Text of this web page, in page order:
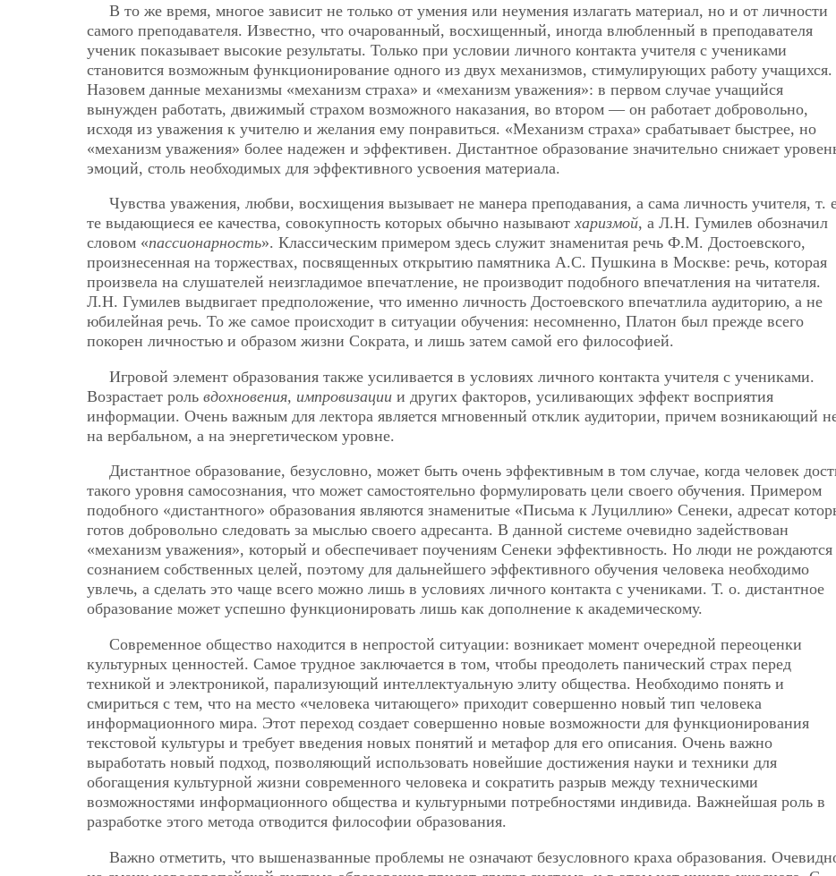
В то же время, многое зависит не только от умения или неумения излагать материал, но и от личности
самого преподавателя. Известно, что очарованный, восхищенный, иногда влюбленный в преподавателя
ученик показывает высокие результаты. Только при условии личного контакта учителя с учениками
становится возможным функционирование одного из двух механизмов, стимулирующих работу учащихся.
Назовем данные механизмы «механизм страха» и «механизм уважения»: в первом случае учащийся
вынужден работать, движимый страхом возможного наказания, во втором — он работает добровольно,
исходя из уважения к учителю и желания ему понравиться. «Механизм страха» срабатывает быстрее, но
«механизм уважения» более надежен и эффективен. Дистантное образование значительно снижает
эмоций, столь необходимых для эффективного усвоения материала.
Чувства уважения, любви, восхищения вызывает не манера преподавания, а сама личность учителя, т.
те выдающиеся ее качества, совокупность которых обычно называют харизмой, а Л.Н. Гумилев обозначил
словом «пассионарность». Классическим примером здесь служит знаменитая речь Ф.М. Достоевского,
произнесенная на торжествах, посвященных открытию памятника А.С. Пушкина в Москве: речь, которая
произвела на слушателей неизгладимое впечатление, не производит подобного впечатления на читателя.
Л.Н. Гумилев выдвигает предположение, что именно личность Достоевского впечатлила аудиторию, а не
юбилейная речь. То же самое происходит в ситуации обучения: несомненно, Платон был прежде всего
покорен личностью и образом жизни Сократа, и лишь затем самой его философией.
Игровой элемент образования также усиливается в условиях личного контакта учителя с учениками.
Возрастает роль вдохновения, импровизации и других факторов, усиливающих эффект восприятия
информации. Очень важным для лектора является мгновенный отклик аудитории, причем возникающий
на вербальном, а на энергетическом уровне.
Дистантное образование, безусловно, может быть очень эффективным в том случае, когда человек
такого уровня самосознания, что может самостоятельно формулировать цели своего обучения. Примером
подобного «дистантного» образования являются знаменитые «Письма к Луциллию» Сенеки, адресат
готов добровольно следовать за мыслью своего адресанта. В данной системе очевидно задействован
«механизм уважения», который и обеспечивает поучениям Сенеки эффективность. Но люди не рождаются
сознанием собственных целей, поэтому для дальнейшего эффективного обучения человека необходимо
увлечь, а сделать это чаще всего можно лишь в условиях личного контакта с учениками. Т. о. дистантное
образование может успешно функционировать лишь как дополнение к академическому.
Современное общество находится в непростой ситуации: возникает момент очередной переоценки
культурных ценностей. Самое трудное заключается в том, чтобы преодолеть панический страх перед
техникой и электроникой, парализующий интеллектуальную элиту общества. Необходимо понять и
смириться с тем, что на место «человека читающего» приходит совершенно новый тип человека
информационного мира. Этот переход создает совершенно новые возможности для функционирования
текстовой культуры и требует введения новых понятий и метафор для его описания. Очень важно
выработать новый подход, позволяющий использовать новейшие достижения науки и техники для
обогащения культурной жизни современного человека и сократить разрыв между техническими
возможностями информационного общества и культурными потребностями индивида. Важнейшая роль в
разработке этого метода отводится философии образования.
Важно отметить, что вышеназванные проблемы не означают безусловного краха образования.